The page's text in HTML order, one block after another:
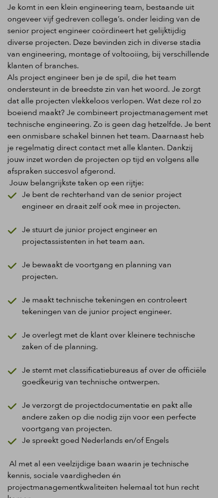
Je komt in een klein engineering team, bestaande uit
ongeveer vijf gedreven collega’s. onderleiding van de
senior project engineercoördineerthet gelijktijdig
diverse projecten. Deze bevinden zich in diverse stadia
van engineering, montage of voltooiing, bij verschillende
klanten of branches.
Als project engineer ben je de spil, die het team
ondersteunt in de breedste zin van het woord. Je zorgt
dat alle projecten vlekkeloos verlopen. Wat deze rol zo
boeiend maakt?Je combineert projectmanagement met
technische engineering. Zo is geen dag hetzelfde. Je bent
een onmisbare schakel binnen het team. Daarnaast heb
je regelmatig direct contact met alle klanten. Dankzij
jouw inzet worden de projecten op tijd en volgens alle
afspraken succesvol afgerond.
Jouwbelangrijkste taken op een rijtje:
Je bent de rechterhand van de senior project
engineer en draait zelf ook mee in projecten.
Je stuurt de junior projectengineer en
projectassistenten in het team aan.
Je bewaakt de voortgang en planning van
projecten.
Je maakt technische tekeningen en controleert
tekeningen van de junior project engineer.
Je overlegtmet de klantover kleinere technische
zaken of de planning.
Je stemt met classificatiebureaus af over de officiële
goedkeurig van technische ontwerpen.
Je verzorgt deprojectdocumentatieen pakt alle
andere zaken op die nodig zijn voor een perfecte
voortgang van projecten.
Je spreekt goed Nederlands en/of Engels
Al met al een veelzijdige baan waarin je technische
kennis, sociale vaardigheden én
projectmanagementkwaliteiten helemaal tot hun recht